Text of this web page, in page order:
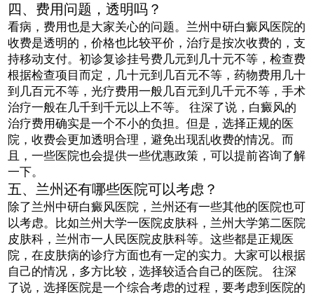
四、费用问题，透明吗？
看病，费用也是大家关心的问题。兰州中研白癜风医院的
收费是透明的，价格也比较平价，治疗是按次收费的，支
持移动支付。初诊复诊挂号费几元到几十元不等，检查费
根据检查项目而定，几十元到几百元不等，药物费用几十
到几百元不等，光疗费用一般几百元到几千元不等，手术
治疗一般在几千到千元以上不等。 往深了说，白癜风的
治疗费用确实是一个不小的负担。但是，选择正规的医
院，收费会更加透明合理，避免出现乱收费的情况。而
且，一些医院也会提供一些优惠政策，可以提前咨询了解
一下。
五、兰州还有哪些医院可以考虑？
除了兰州中研白癜风医院，兰州还有一些其他的医院也可
以考虑。比如兰州大学一医院皮肤科，兰州大学第二医院
皮肤科，兰州市一人民医院皮肤科等。这些都是正规医
院，在皮肤病的诊疗方面也有一定的实力。大家可以根据
自己的情况，多方比较，选择较适合自己的医院。 往深
了说，选择医院是一个综合考虑的过程，要考虑到医院的